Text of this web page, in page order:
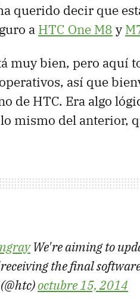
querido decir que
a HTC One M8 y
muy bien, pero aquí
así que
de HTC. Era algo
mismo del anterior,
We're aiming to
the final
octubre 15, 2014